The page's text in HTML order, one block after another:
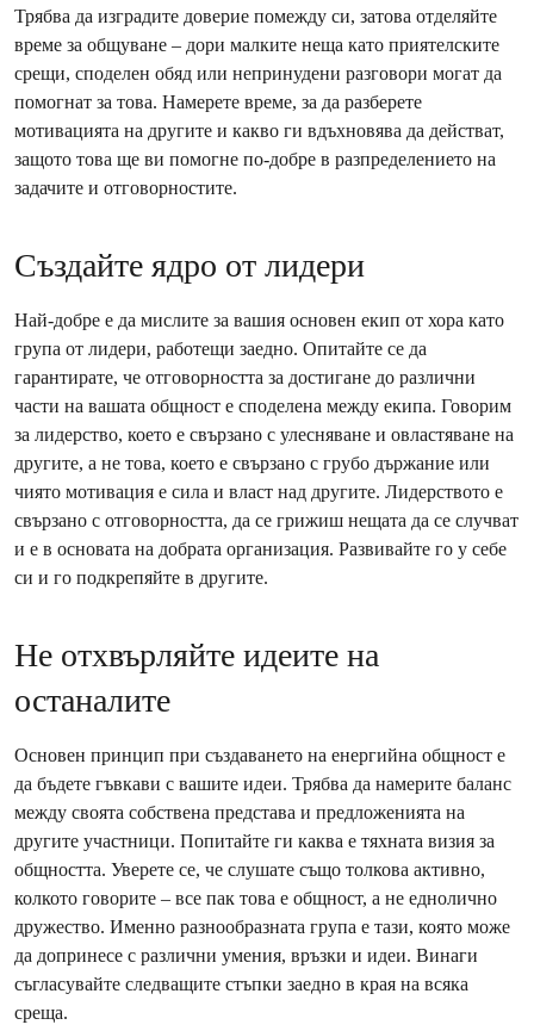
Трябва да изградите доверие помежду си, затова отделяйте
време за общуване – дори малките неща като приятелските
срещи, споделен обяд или непринудени разговори могат да
помогнат за това. Намерете време, за да разберете
мотивацията на другите и какво ги вдъхновява да действат,
защото това ще ви помогне по-добре в разпределението на
задачите и отговорностите.
Създайте ядро от лидери
Най-добре е да мислите за вашия основен екип от хора като
група от лидери, работещи заедно. Опитайте се да
гарантирате, че отговорността за достигане до различни
части на вашата общност е споделена между екипа. Говорим
за лидерство, което е свързано с улесняване и овластяване на
другите, а не това, което е свързано с грубо държание или
чиято мотивация е сила и власт над другите. Лидерството е
свързано с отговорността, да се грижиш нещата да се случват
и е в основата на добрата организация. Развивайте го у себе
си и го подкрепяйте в другите.
Не отхвърляйте идеите на
останалите
Основен принцип при създаването на енергийна общност е
да бъдете гъвкави с вашите идеи. Трябва да намерите баланс
между своята собствена представа и предложенията на
другите участници. Попитайте ги каква е тяхната визия за
общността. Уверете се, че слушате също толкова активно,
колкото говорите – все пак това е общност, а не еднолично
дружество. Именно разнообразната група е тази, която може
да допринесе с различни умения, връзки и идеи. Винаги
съгласувайте следващите стъпки заедно в края на всяка
среща.